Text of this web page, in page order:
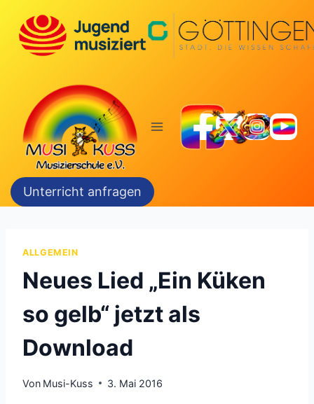
Inhalt
springen
Unterricht anfragen
ALLGEMEIN
Neues Lied „Ein Küken
so gelb“ jetzt als
Download
Von Musi-Kuss 3. Mai 2016